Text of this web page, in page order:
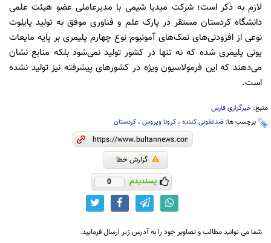
لازم به ذکر است؛ شرکت میدیا شیمی با مدیرعاملی عضو هیئت علمی
دانشگاه کردستان مستقر در پارک علم و فناوری موفق به تولید پایلوت
نوعی از افزودنی‌های نمک‌های آمونیوم نوع چهارم پلیمری بر پایه مایعات
یونی پلیمری شده که نه تنها در کشور تولید نمی‌شود بلکه منابع نشان
می‌دهند که این فرمولاسیون ویژه در کشورهای پیشرفته نیز تولید نشده
است.
منبع: خبرگزاری فارس
برچسب ها: ضدعفونی کننده ، کرونا ویروس ، کردستان
گزارش خطا
پسندیدم 0
شما می توانید مطالب و تصاویر خود را به آدرس زیر ارسال فرمایید.